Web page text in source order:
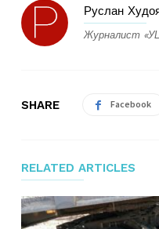
Руслан
Журналист
SHARE Facebook
RELATED ARTICLES